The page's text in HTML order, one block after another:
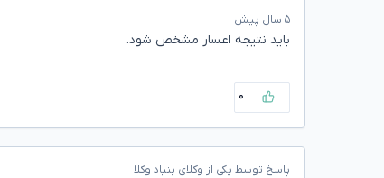
۵ سال پیش
باید نتیجه اعسار مشخص شود.
۰
پاسخ توسط یکی از وکلای بنیاد وکلا